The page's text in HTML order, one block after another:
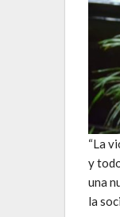
“La
y
una
la